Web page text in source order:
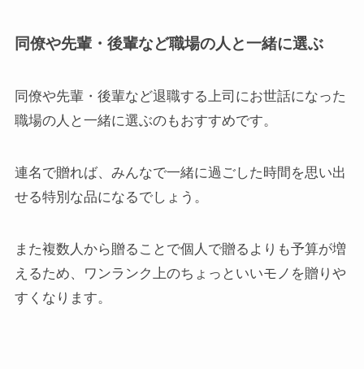
同僚や先輩・後輩など職場の人と一緒に選ぶ
同僚や先輩・後輩など退職する上司にお世話になった
職場の人と一緒に選ぶのもおすすめです。
連名で贈れば、みんなで一緒に過ごした時間を思い出
せる特別な品になるでしょう。
また複数人から贈ることで個人で贈るよりも予算が増
えるため、ワンランク上のちょっといいモノを贈りや
すくなります。